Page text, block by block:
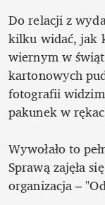
Do relacji z
kilku widać, jak
wiernym w
kartonowych
fotografii
pakunek w
Wywołało to
Sprawą zajęła